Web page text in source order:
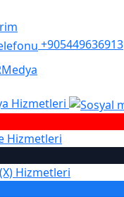
+905449636913
Hizmetleri
Hizmetleri
Hizmetleri